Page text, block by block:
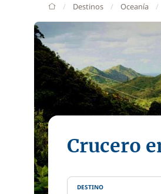
GlobeSailor
Destinos Oceanía
Crucero
DESTINO